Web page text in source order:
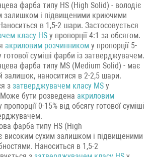
фарба типу HS (High Solid) - володіє
залишком і підвищеними криючими
в 1,5-2 шари. Застосовується
класу HS у пропорції 4:1 за обсягом.
акриловим розчинником у пропорції 5-
готової суміші фарби із затверджувачем.
фарба типу MS (Medium Solid) - має
залишок, наноситися в 2-2,5 шари.
з затверджувачем класу MS у
Може бути розведена акриловим
пропорції 0-15% від обсягу готової суміші
фарба типу HS (High
високим сухим залишком і підвищеними
Наноситься в 1,5-2